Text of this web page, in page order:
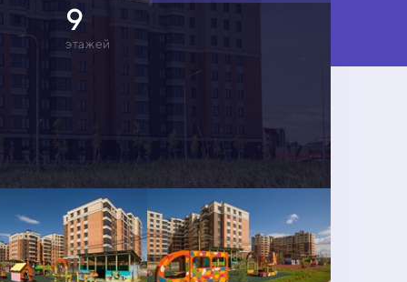
9
этажей